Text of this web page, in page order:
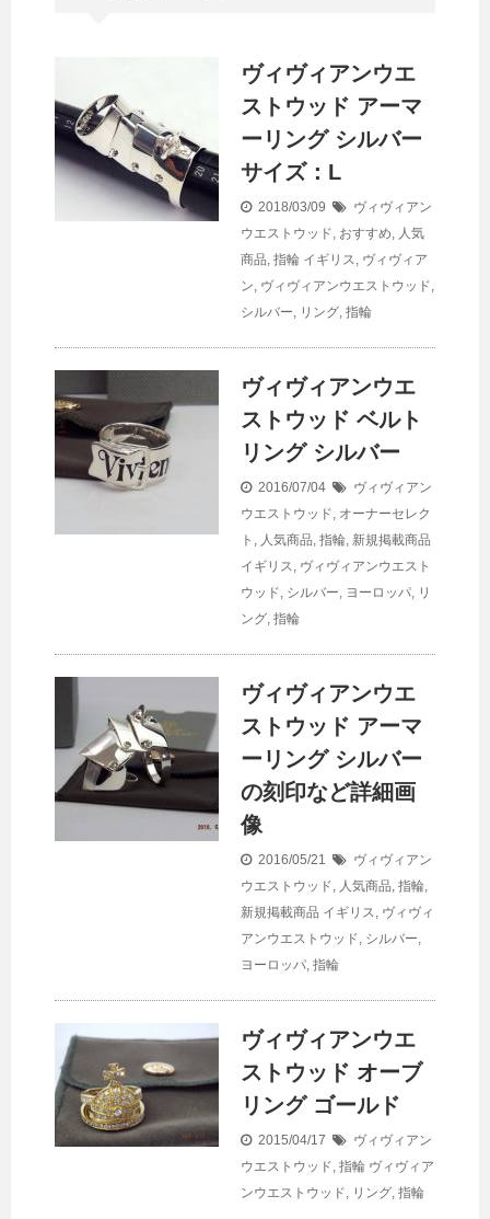
ヴィヴィアンウエ
ストウッド アーマ
ーリング シルバー
サイズ：L
2018/03/09
ヴィヴィアン
ウエストウッド, おすすめ, 人気
商品, 指輪 イギリス, ヴィヴィア
ン, ヴィヴィアンウエストウッド,
シルバー, リング, 指輪
ヴィヴィアンウエ
ストウッド ベルト
リング シルバー
2016/07/04
ヴィヴィアン
ウエストウッド, オーナーセレク
ト , 人気商品, 指輪, 新規掲載商品
イギリス, ヴィヴィアンウエスト
ウッド, シルバー, ヨーロッパ, リ
ング, 指輪
ヴィヴィアンウエ
ストウッド アーマ
ーリング シルバー
の刻印など詳細画
像
2016/05/21
ヴィヴィアン
ウエストウッド, 人気商品, 指輪,
新規掲載商品 イギリス, ヴィヴィ
アンウエストウッド, シルバー,
ヨーロッパ, 指輪
ヴィヴィアンウエ
ストウッド オーブ
リング ゴールド
2015/04/17
ヴィヴィアン
ウエストウッド, 指輪 ヴィヴィア
ンウエストウッド, リング, 指輪